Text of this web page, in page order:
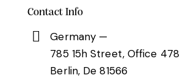
Contact Info
Germany —
785 15h Street, Office 478
Berlin, De 81566